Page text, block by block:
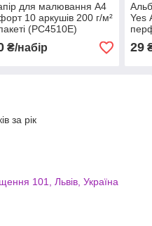
для малювання А4
10 аркушів 200 г/м²
(PC4510E)
₴/набір
Yes
29
за рік
101, Львів, Україна